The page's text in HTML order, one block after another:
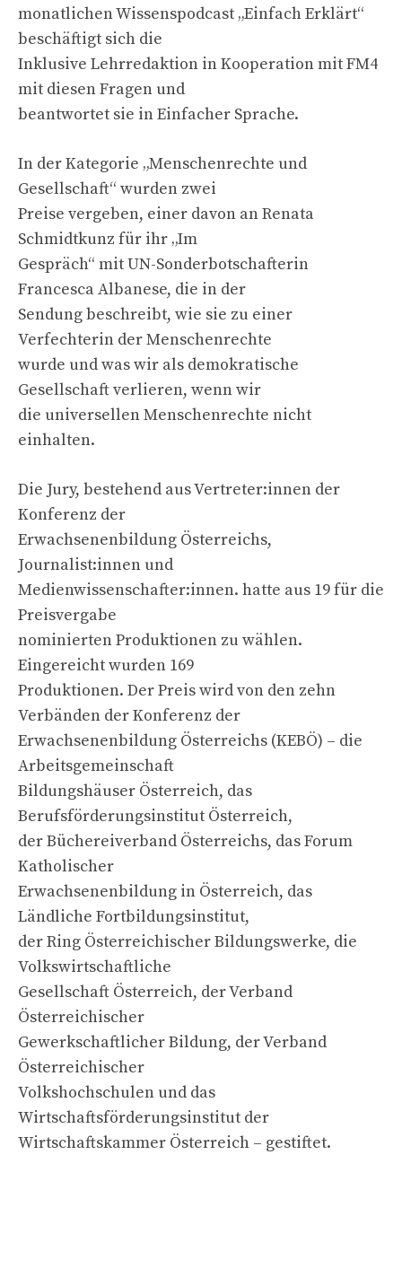
monatlichen Wissenspodcast „Einfach Erklärt“
beschäftigt sich die
Inklusive Lehrredaktion in Kooperation mit FM4
mit diesen Fragen und
beantwortet sie in Einfacher Sprache.
In der Kategorie „Menschenrechte und
Gesellschaft“ wurden zwei
Preise vergeben, einer davon an Renata
Schmidtkunz für ihr „Im
Gespräch“ mit UN-Sonderbotschafterin
Francesca Albanese, die in der
Sendung beschreibt, wie sie zu einer
Verfechterin der Menschenrechte
wurde und was wir als demokratische
Gesellschaft verlieren, wenn wir
die universellen Menschenrechte nicht
einhalten.
Die Jury, bestehend aus Vertreter:innen der
Konferenz der
Erwachsenenbildung Österreichs,
Journalist:innen und
Medienwissenschafter:innen. hatte aus 19 für die
Preisvergabe
nominierten Produktionen zu wählen.
Eingereicht wurden 169
Produktionen. Der Preis wird von den zehn
Verbänden der Konferenz der
Erwachsenenbildung Österreichs (KEBÖ) – die
Arbeitsgemeinschaft
Bildungshäuser Österreich, das
Berufsförderungsinstitut Österreich,
der Büchereiverband Österreichs, das Forum
Katholischer
Erwachsenenbildung in Österreich, das
Ländliche Fortbildungsinstitut,
der Ring Österreichischer Bildungswerke, die
Volkswirtschaftliche
Gesellschaft Österreich, der Verband
Österreichischer
Gewerkschaftlicher Bildung, der Verband
Österreichischer
Volkshochschulen und das
Wirtschaftsförderungsinstitut der
Wirtschaftskammer Österreich – gestiftet.